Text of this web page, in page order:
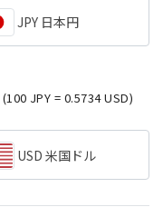
JPY 日本円
(100 JPY = 0.5734 USD)
USD 米国ドル